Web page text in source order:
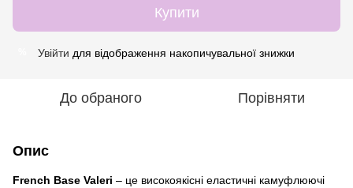
Купити
Увійти для відображення накопичувальної знижки
До обраного Порівняти
Опис
French Base Valeri – це високоякісні еластичні камуфлюючі